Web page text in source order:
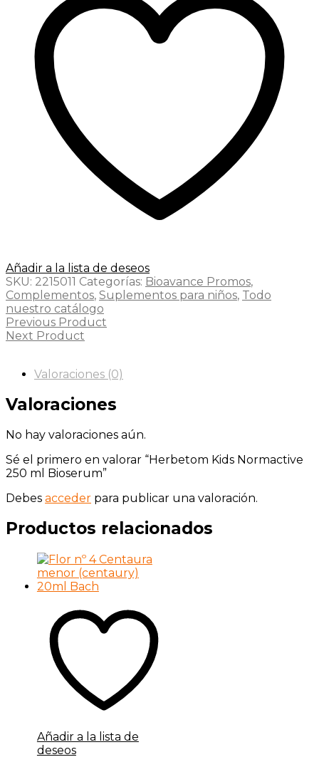
Añadir a la lista de deseos
SKU: 2215011 Categorías: Bioavance Promos,
Complementos, Suplementos para niños, Todo
nuestro catálogo
Previous Product
Next Product
Valoraciones (0)
Valoraciones
No hay valoraciones aún.
Sé el primero en valorar “Herbetom Kids Normactive
250 ml Bioserum”
Debes acceder para publicar una valoración.
Productos relacionados
Añadir a la lista de
deseos